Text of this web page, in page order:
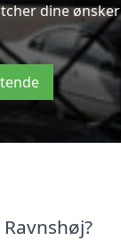
dine ønsker